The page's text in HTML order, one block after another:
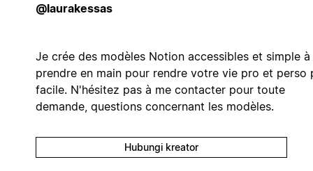
@laurakessas
Je crée des modèles Notion accessibles et simple à
prendre en main pour rendre votre vie pro et perso
facile. N'hésitez pas à me contacter pour toute
demande, questions concernant les modèles.
Hubungi kreator